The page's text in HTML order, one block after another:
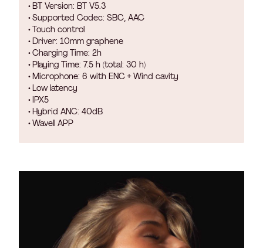
• BT Version: BT V5.3
• Supported Codec: SBC, AAC
• Touch control
• Driver: 10mm graphene
• Charging Time: 2h
• Playing Time: 7.5 h (total: 30 h)
• Microphone: 6 with ENC + Wind cavity
• Low latency
• IPX5
• Hybrid ANC: 40dB
• Wavell APP